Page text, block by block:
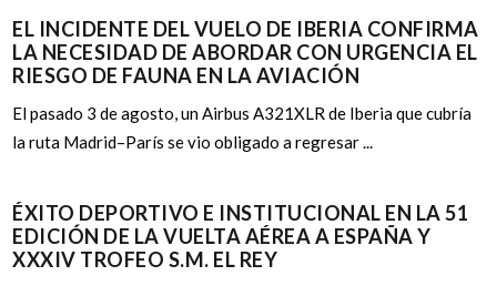
EL INCIDENTE DEL VUELO DE IBERIA CONFIRMA
LA NECESIDAD DE ABORDAR CON URGENCIA EL
RIESGO DE FAUNA EN LA AVIACIÓN
El pasado 3 de agosto, un Airbus A321XLR de Iberia que cubría
la ruta Madrid–París se vio obligado a regresar ...
ÉXITO DEPORTIVO E INSTITUCIONAL EN LA 51
EDICIÓN DE LA VUELTA AÉREA A ESPAÑA Y
XXXIV TROFEO S.M. EL REY